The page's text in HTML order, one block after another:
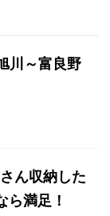
川～富良野
ん収納した
ら満足！